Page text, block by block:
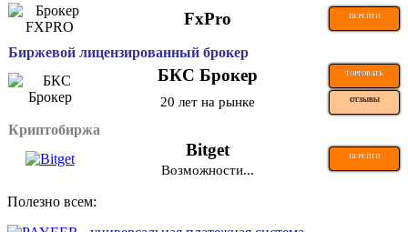
FxPro ПЕРЕЙТИ
Биржевой лицензированный брокер
БКС Брокер ТОРГОВАТЬ
20 лет на рынке ОТЗЫВЫ
Криптобиржа
Bitget ПЕРЕЙТИ
Возможности...
Полезно всем: